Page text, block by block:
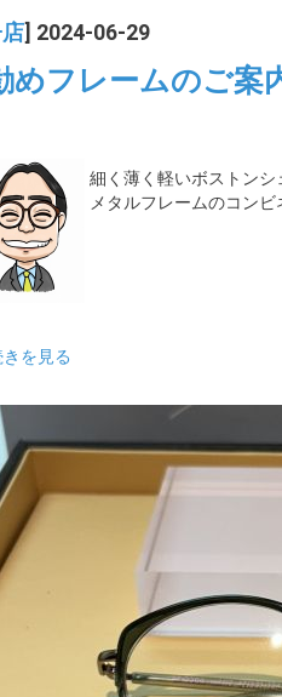
] 2024-06-29
めフレームのご案
細く薄く軽いボストン
メタルフレームのコンビ
きを見る